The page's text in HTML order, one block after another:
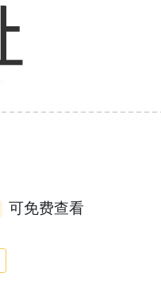
可免费查看